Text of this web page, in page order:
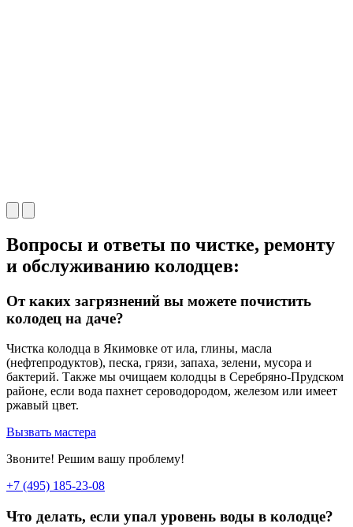
Вопросы и ответы по чистке, ремонту
и обслуживанию колодцев:
От каких загрязнений вы можете почистить
колодец на даче?
Чистка колодца в Якимовке от ила, глины, масла
(нефтепродуктов), песка, грязи, запаха, зелени, мусора и
бактерий. Также мы очищаем колодцы в Серебряно-Прудском
районе, если вода пахнет сероводородом, железом или имеет
ржавый цвет.
Вызвать мастера
Звоните! Решим вашу проблему!
+7 (495) 185-23-08
Что делать, если упал уровень воды в колодце?